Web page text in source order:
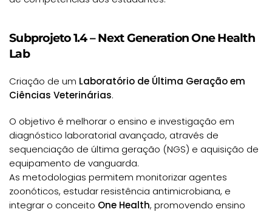
Subprojeto 1.4 – Next Generation One Health
Lab
Criação de um Laboratório de Última Geração em
Ciências Veterinárias.
O objetivo é melhorar o ensino e investigação em
diagnóstico laboratorial avançado, através de
sequenciação de última geração (NGS) e aquisição de
equipamento de vanguarda.
As metodologias permitem monitorizar agentes
zoonóticos, estudar resistência antimicrobiana, e
integrar o conceito One Health, promovendo ensino